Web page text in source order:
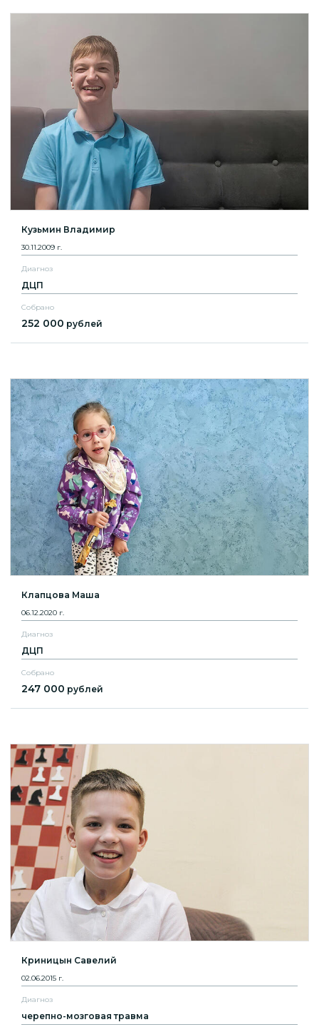
Кузьмин Владимир
30.11.2009 г.
Диагноз
ДЦП
Собрано
252 000 рублей
Клапцова Маша
06.12.2020 г.
Диагноз
ДЦП
Собрано
247 000 рублей
Криницын Савелий
02.06.2015 г.
Диагноз
черепно-мозговая травма